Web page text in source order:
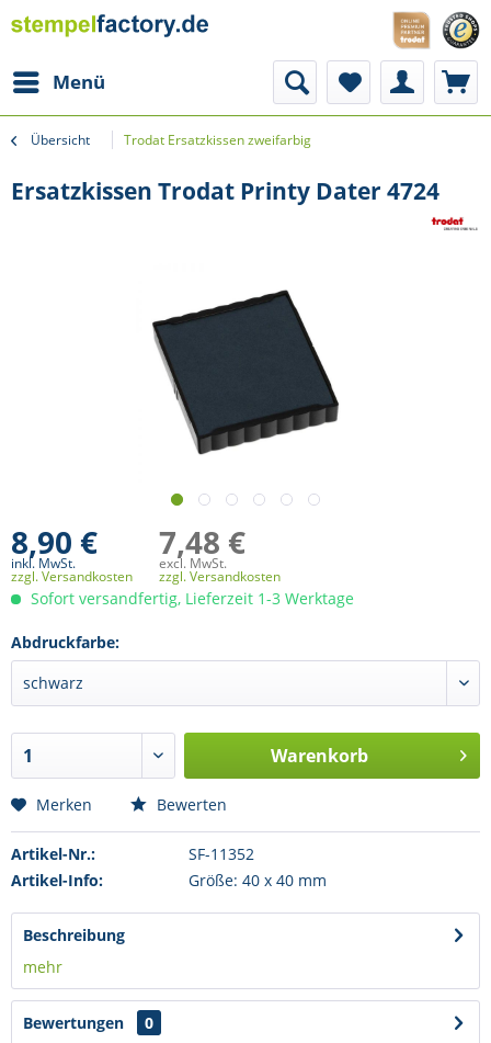
Menü
Übersicht Trodat Ersatzkissen zweifarbig
Ersatzkissen Trodat Printy Dater 4724
8,90 €
inkl. MwSt.
zzgl. Versandkosten
7,48 €
excl. MwSt.
zzgl. Versandkosten
Sofort versandfertig, Lieferzeit 1-3 Werktage
Abdruckfarbe:
Warenkorb
Merken Bewerten
Artikel-Nr.:
SF-11352
Artikel-Info:
Größe: 40 x 40 mm
Beschreibung
mehr
Bewertungen
0